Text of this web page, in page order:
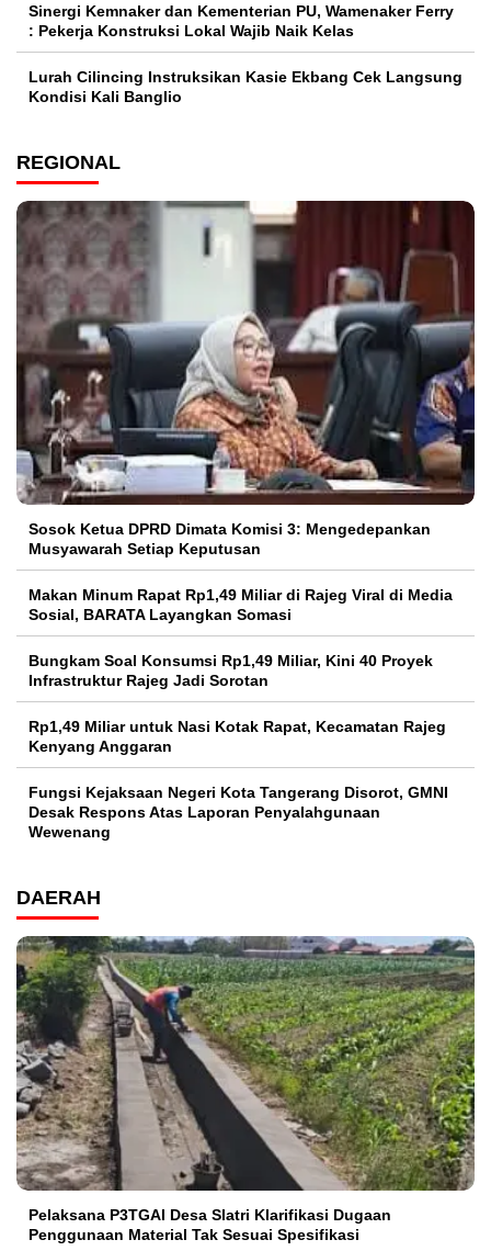
Sinergi Kemnaker dan Kementerian PU, Wamenaker Ferry
: Pekerja Konstruksi Lokal Wajib Naik Kelas
Lurah Cilincing Instruksikan Kasie Ekbang Cek Langsung
Kondisi Kali Banglio
REGIONAL
Sosok Ketua DPRD Dimata Komisi 3: Mengedepankan
Musyawarah Setiap Keputusan
Makan Minum Rapat Rp1,49 Miliar di Rajeg Viral di Media
Sosial, BARATA Layangkan Somasi
Bungkam Soal Konsumsi Rp1,49 Miliar, Kini 40 Proyek
Infrastruktur Rajeg Jadi Sorotan
Rp1,49 Miliar untuk Nasi Kotak Rapat, Kecamatan Rajeg
Kenyang Anggaran
Fungsi Kejaksaan Negeri Kota Tangerang Disorot, GMNI
Desak Respons Atas Laporan Penyalahgunaan
Wewenang
DAERAH
Pelaksana P3TGAI Desa Slatri Klarifikasi Dugaan
Penggunaan Material Tak Sesuai Spesifikasi